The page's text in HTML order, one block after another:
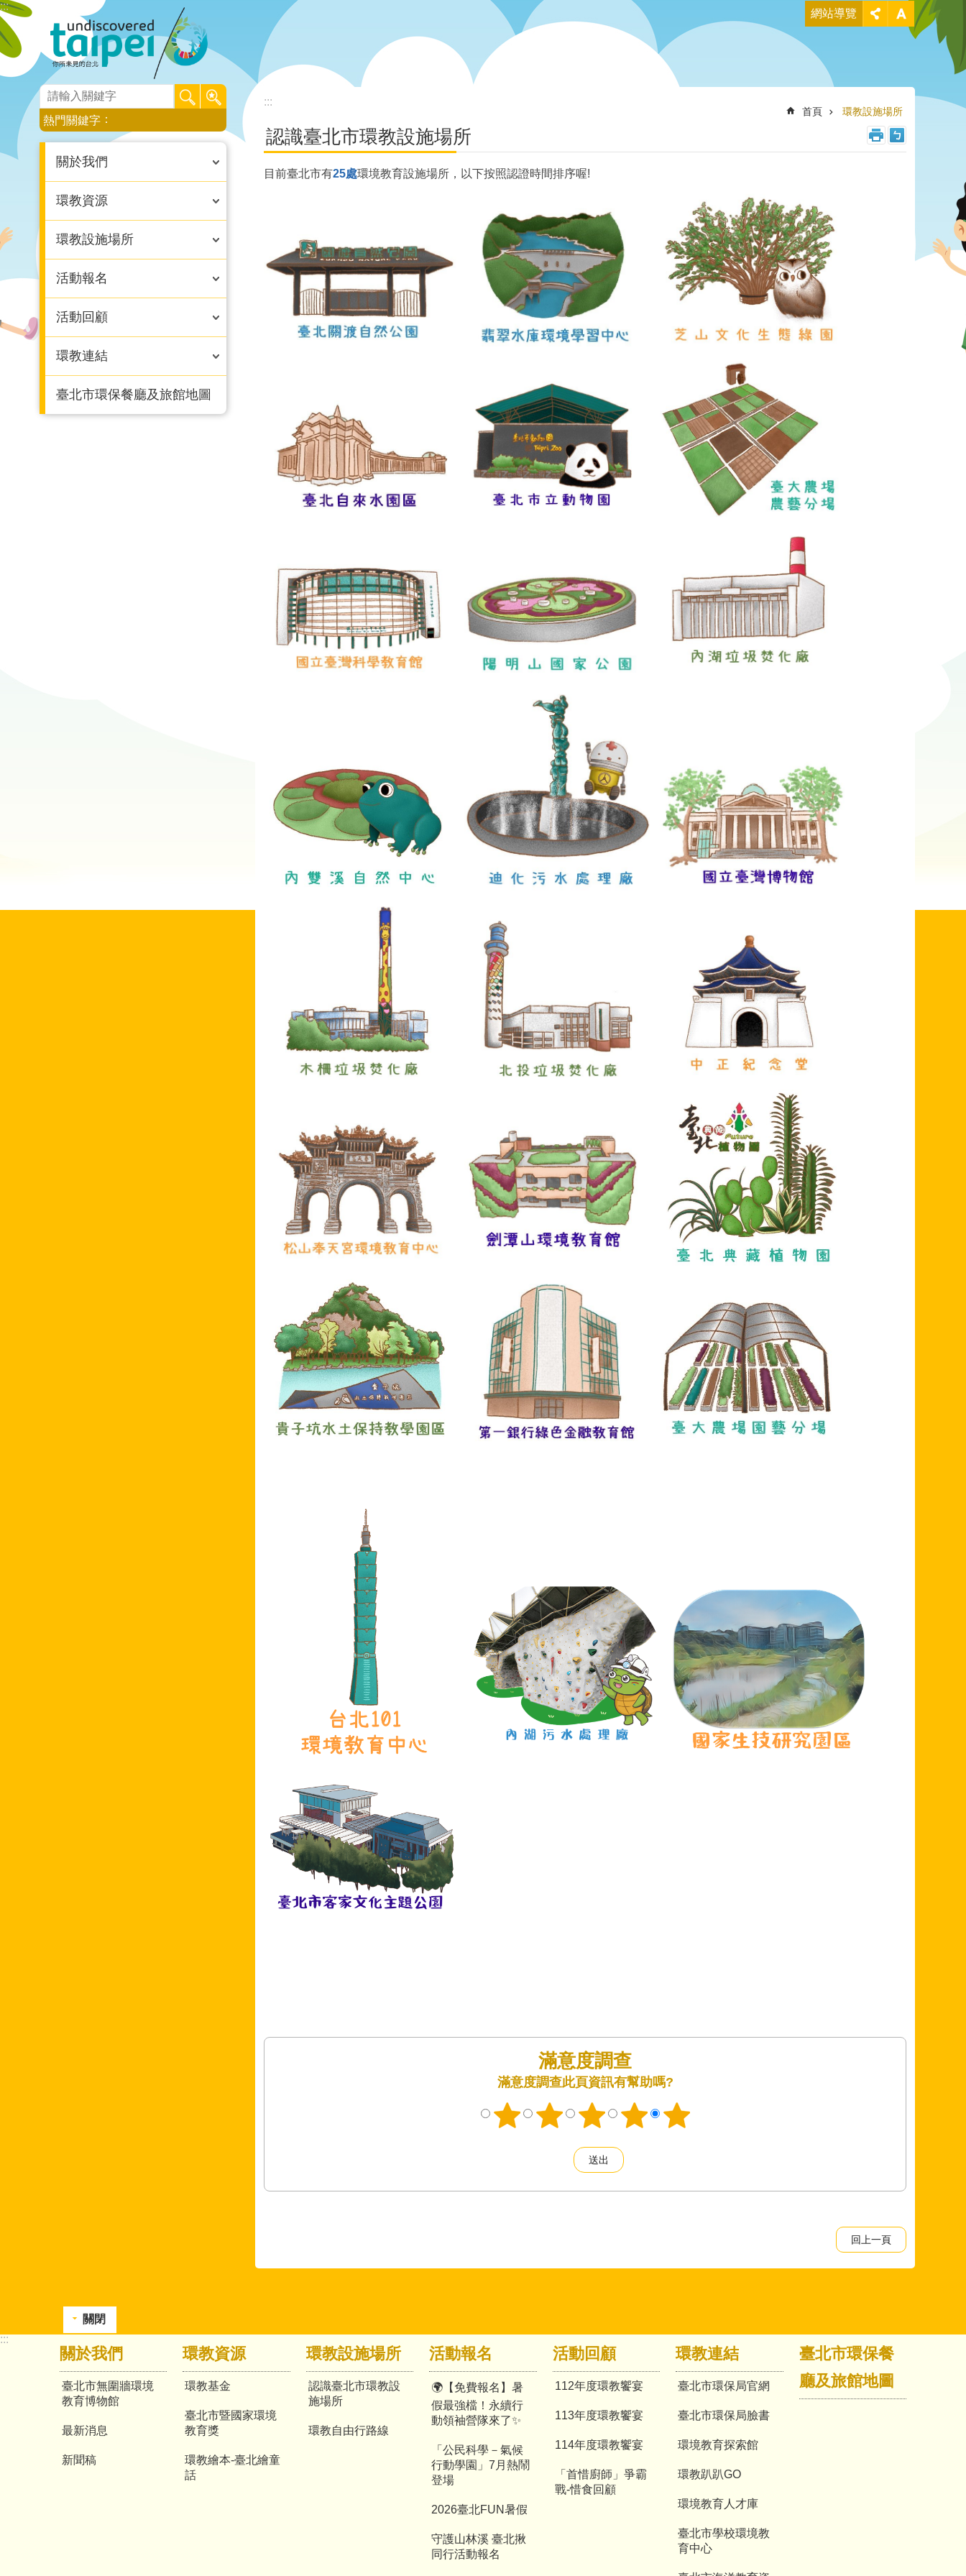
跳到主要內容區塊
:::
網站導覽
:::
熱門關鍵字
關於我們
環教資源
環教設施場所
活動報名
活動回顧
環教連結
臺北市環保餐廳及旅館地圖
:::
首頁 環教設施場所
認識臺北市環教設施場所
目前臺北市有25處環境教育設施場所，以下按照認證時間排序喔!
滿意度調查此頁資訊有幫助嗎?
回上一頁
關閉
:::
關於我們
臺北市無圍牆環境
教育博物館
最新消息
新聞稿
環教資源
環教基金
臺北市暨國家環境
教育獎
環教繪本-臺北繪童
話
環教設施場所
認識臺北市環教設
施場所
環教自由行路線
活動報名
🌍【免費報名】暑
假最強檔！永續行
動領袖營隊來了✨
「公民科學－氣候
行動學園」7月熱鬧
登場
2026臺北FUN暑假
守護山林溪 臺北揪
同行活動報名
活動回顧
112年度環教饗宴
113年度環教饗宴
114年度環教饗宴
「首惜廚師」爭霸
戰-惜食回顧
環教連結
臺北市環保局官網
臺北市環保局臉書
環境教育探索館
環教趴趴GO
環境教育人才庫
臺北市學校環境教
育中心
臺北市環保餐
廳及旅館地圖